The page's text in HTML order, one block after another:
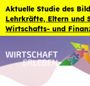
Zum Inhalt der Seite
Aktuelle Studie des
Lehrkräfte, Eltern und
Wirtschafts- und